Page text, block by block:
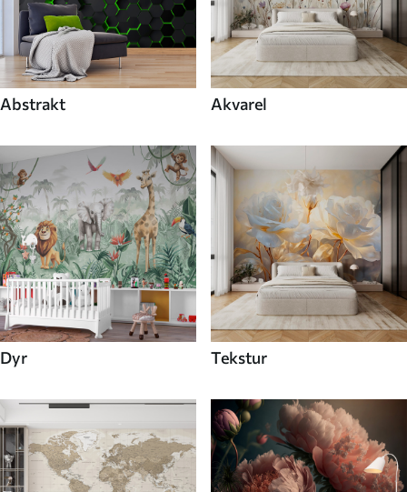
Abstrakt Akvarel
Dyr Tekstur